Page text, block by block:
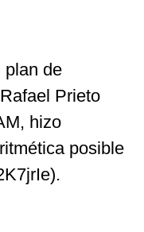
plan de
Prieto
hizo
posible